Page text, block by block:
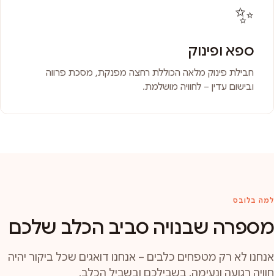
✨
ספא ופינוק
חבילת פינוק מלאה הכוללת רחצה מפנקת, מסכת פרווה
ובישום עדין – לחוויה מושלמת.
למה בלובס
מספרה שבנויה סביב הכלב שלכם
אנחנו לא רק מטפחים כלבים – אנחנו דואגים שכל ביקור יהיה
חוויה רגועה ונעימה, בשבילכם ובשביל הכלב.